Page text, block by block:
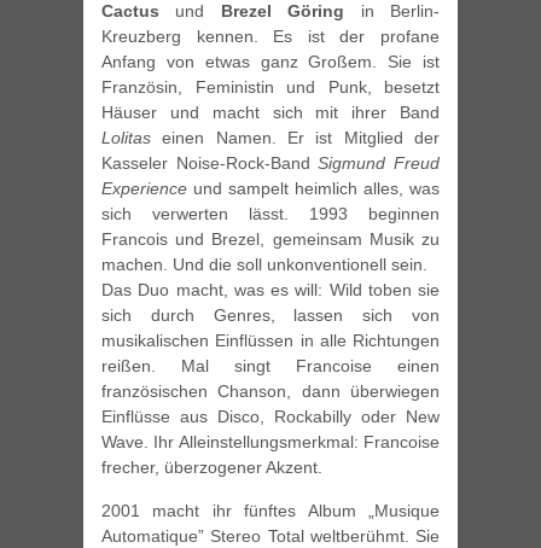
Cactus und Brezel Göring in Berlin-
Kreuzberg kennen. Es ist der profane
Anfang von etwas ganz Großem. Sie ist
Französin, Feministin und Punk, besetzt
Häuser und macht sich mit ihrer Band
Lolitas einen Namen. Er ist Mitglied der
Kasseler Noise-Rock-BandSigmund Freud
Experience und sampelt heimlich alles, was
sich verwerten lässt. 1993 beginnen
Francois und Brezel, gemeinsam Musik zu
machen. Und die soll unkonventionell sein.
Das Duo macht, was es will: Wild toben sie
sich durch Genres, lassen sich von
musikalischen Einflüssen in alle Richtungen
reißen. Mal singt Francoise einen
französischen Chanson, dann überwiegen
Einflüsse aus Disco, Rockabilly oder New
Wave. Ihr Alleinstellungsmerkmal: Francoise
frecher, überzogener Akzent.
2001 macht ihr fünftes Album „Musique
Automatique” Stereo Total weltberühmt. Sie